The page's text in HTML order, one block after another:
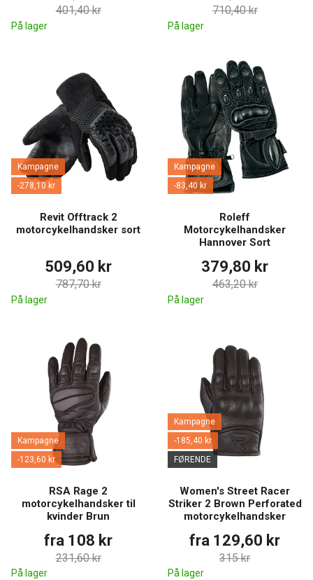
401,40 kr
På lager
710,40 kr
På lager
Kampagne
-278,10 kr
Revit Offtrack 2
motorcykelhandsker sort
509,60 kr
787,70 kr
På lager
Kampagne
-83,40 kr
Roleff
Motorcykelhandsker
Hannover Sort
379,80 kr
463,20 kr
På lager
Kampagne
-123,60 kr
RSA Rage 2
motorcykelhandsker til
kvinder Brun
fra 108 kr
231,60 kr
På lager
Kampagne
-185,40 kr
FØRENDE
Women's Street Racer
Striker 2 Brown Perforated
motorcykelhandsker
fra 129,60 kr
315 kr
På lager